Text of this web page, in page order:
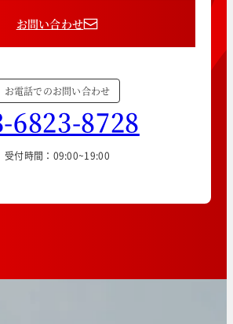
お問い合わせ
お電話でのお問い合わせ
6823-8728
受付時間：09:00~19:00